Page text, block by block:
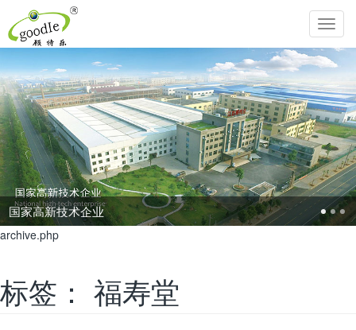
追求生命圆满，传承中华孝道！
archive.php
标签： 福寿堂